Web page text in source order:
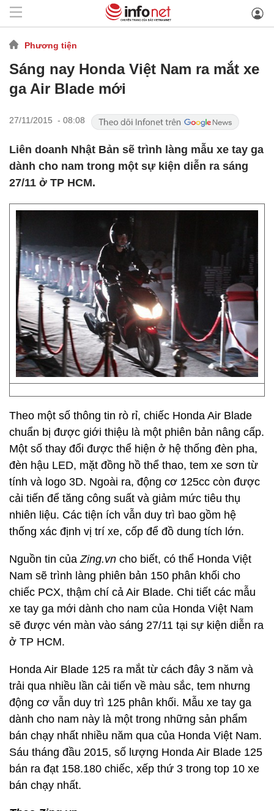
Phương tiện
Sáng nay Honda Việt Nam ra mắt xe
ga Air Blade mới
27/11/2015 - 08:08
Liên doanh Nhật Bản sẽ trình làng mẫu xe tay ga
dành cho nam trong một sự kiện diễn ra sáng
27/11 ở TP HCM.
Theo một số thông tin rò rỉ, chiếc Honda Air Blade
chuẩn bị được giới thiệu là một phiên bản nâng cấp.
Một số thay đổi được thể hiện ở hệ thống đèn pha,
đèn hậu LED, mặt đồng hồ thể thao, tem xe sơn từ
tính và logo 3D. Ngoài ra, động cơ 125cc còn được
cải tiến để tăng công suất và giảm mức tiêu thụ
nhiên liệu. Các tiện ích vẫn duy trì bao gồm hệ
thống xác định vị trí xe, cốp để đồ dung tích lớn.
Nguồn tin củaZing.vn cho biết, có thể Honda Việt
Nam sẽ trình làng phiên bản 150 phân khối cho
chiếc PCX, thậm chí cả Air Blade. Chi tiết các mẫu
xe tay ga mới dành cho nam của Honda Việt Nam
sẽ được vén màn vào sáng 27/11 tại sự kiện diễn ra
ở TP HCM.
Honda Air Blade 125 ra mắt từ cách đây 3 năm và
trải qua nhiều lần cải tiến về màu sắc, tem nhưng
động cơ vẫn duy trì 125 phân khối. Mẫu xe tay ga
dành cho nam này là một trong những sản phẩm
bán chạy nhất nhiều năm qua của Honda Việt Nam.
Sáu tháng đầu 2015, số lượng Honda Air Blade 125
bán ra đạt 158.180 chiếc, xếp thứ 3 trong top 10 xe
bán chạy nhất.